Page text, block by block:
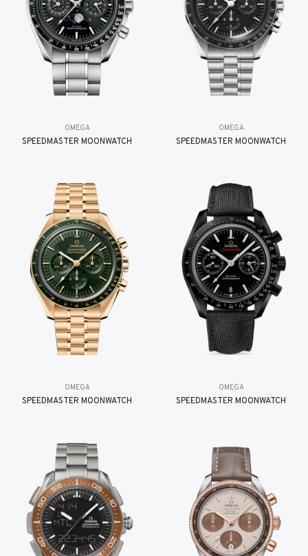
OMEGA
SPEEDMASTER MOONWATCH
OMEGA
SPEEDMASTER MOONWATCH
OMEGA
SPEEDMASTER MOONWATCH
OMEGA
SPEEDMASTER MOONWATCH